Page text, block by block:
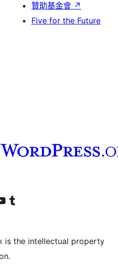
贊助基金會 ↗
Five for the Future
YouTube channel
造訪我們的 Tumblr 帳號
is the intellectual property